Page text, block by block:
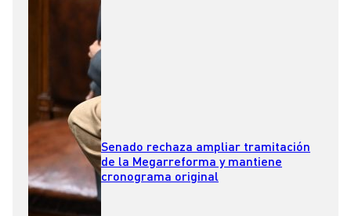
Senado rechaza ampliar tramitación
de la Megarreforma y mantiene
cronograma original